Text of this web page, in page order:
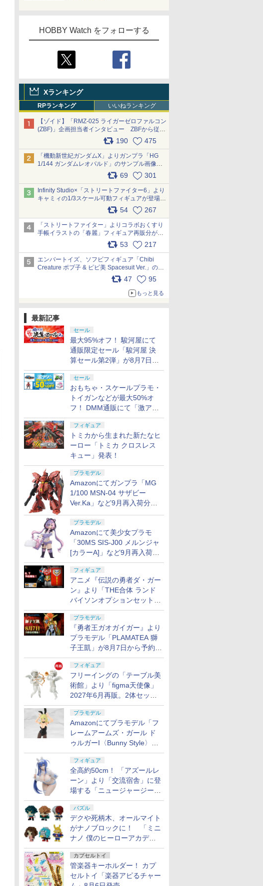
HOBBY Watch をフォローする
Xランキング
RPランキング いいねランキング
【ゾイド】「RMZ-025 ライガーゼロファルコン
(ZBF)」企画担当者インタビュー ZBFから従来
デザインまで再現可能なボリューム満点のキッ
ト pic.x.com/6zOqQAQKkX
190 475
「機動新世紀ガンダムX」よりガンプラ「HG
1/144 ガンダムレオパルド」のサンプル画像が
69 301
Infinity Studio×「ストリートファイター6」より
キャミィの1/3スケール可動フィギュアが登場
54 267
「ストリートファイター」よりコラボおくすり
手帳イラストの「春麗」フィギュア再販分が本
日出荷開始 pic.x.com/toUc1MHr41
53 217
エンバートイズ、ソフビフィギュア「Chibi
Creature ポプ子 & ピピ美 Spacesuit Ver.」の発
売中止を発表 pic.x.com/Ri45iFeYjn
47 95
もっと見る
最新記事
セール
最大95%オフ！ 駿河屋にて
通販限定セール「駿河屋 決
算セール第2弾」が8月7日12
時より開催
セール
おもちゃ・スケールプラモ・
トイガンなどが最大50%オ
フ！ DMM通販にて「激ア
ツ！おもちゃ・ホビー夏セー
ル」が開催
フィギュア
トミカから生まれた新たなヒ
ーロー「トミカ クロスレス
キュー」発表！
プラモデル
Amazonにてガンプラ「MG
1/100 MSN-04 サザビー
Ver.Ka」など9月再入荷分が
プラモデル
Amazonにて美少女プラモ
「30MS SIS-J00 メルンジャ
[カラーA]」など9月再入荷分
が販売再開！
フィギュア
アニメ『伝説の勇者ダ・ガー
ン』より「THE合体 ランド
バイソンオプションセット」
が8月7日から予約受付開始！
プラモデル
『勇者王ガオガイガー』より
プラモデル「PLAMATEA 獅
子王凱」が8月7日から予約受
付開始！
フィギュア
フリーイングの「テーブル美
術館」より「figma天使像」
2027年6月再販。2体セット
で小便小僧にも
プラモデル
Amazonにてプラモデル「フ
レームアームズ・ガール ド
ゥルガーI〈Bunny Style〉」
が予約受付再開！
フィギュア
全高約50cm！ 「アズールレ
ーン」より「交流宿舎」に登
場する「ニュージャージー」
が1/3スケールフィギュアで
登場
パズル
デクや死柄木、オールマイト
がナノブロックに！ 「ミニ
ナノ 僕のヒーローアカデミ
ア」9月再販
カプセルトイ
管楽器キーホルダー！ カプ
セルトイ「楽器アピるチャー